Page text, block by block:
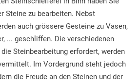
Steine zu bearbeiten. Nebst
auch grössere Gesteine zu Vasen,
... geschliffen. Die verschiedenen
Steinbearbeitung erfordert, werden
Im Vordergrund steht jedoch
die Freude an den Steinen und der